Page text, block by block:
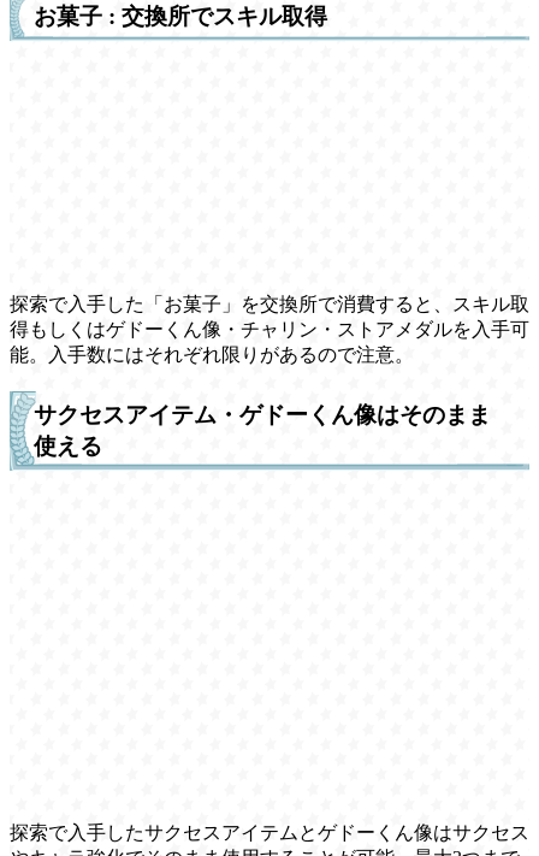
お菓子 : 交換所でスキル取得
探索で入手した「お菓子」を交換所で消費すると、スキル取
得もしくはゲドーくん像・チャリン・ストアメダルを入手可
能。入手数にはそれぞれ限りがあるので注意。
サクセスアイテム・ゲドーくん像はそのまま
使える
探索で入手したサクセスアイテムとゲドーくん像はサクセス